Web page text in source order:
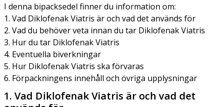
I denna bipacksedel finner du information om:
1. Vad Diklofenak Viatris är och vad det används för
2. Vad du behöver veta innan du tar Diklofenak Viatris
3. Hur du tar Diklofenak Viatris
4. Eventuella biverkningar
5. Hur Diklofenak Viatris ska förvaras
6. Förpackningens innehåll och övriga upplysningar
1. Vad Diklofenak Viatris är och vad det